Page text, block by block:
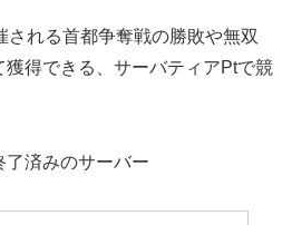
される首都争奪戦の勝敗や無双
得できる、サーバティアPtで競
了済みのサーバー